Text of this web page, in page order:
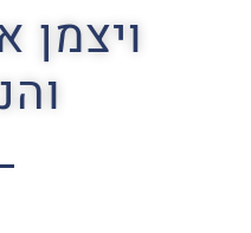
ויצמן